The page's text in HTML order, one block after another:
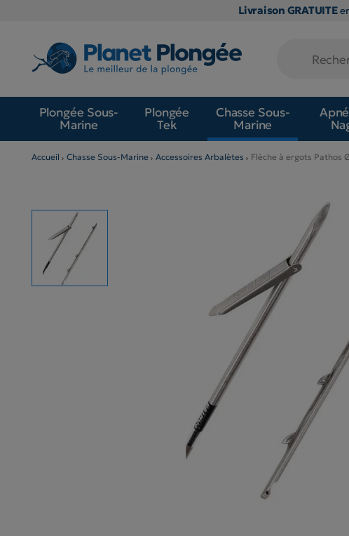
Livraison GRATUITE
Plongée Sous-
Marine
Plongée
Tek
Chasse Sous-
Marine
Accueil Chasse Sous-Marine Accessoires Arbalètes Flèche à ergots Pathos